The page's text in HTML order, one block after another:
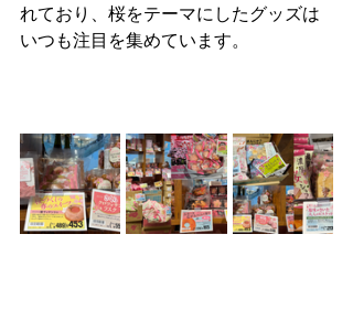
れており、桜をテーマにしたグッズは
いつも注目を集めています。